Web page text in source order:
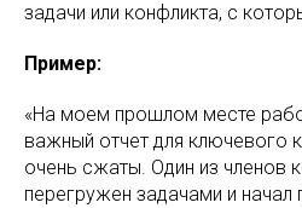
задачи или конфликта, с
Пример:
«На моем прошлом месте
важный отчет для ключевого
очень сжаты. Один из членов
перегружен задачами и начал